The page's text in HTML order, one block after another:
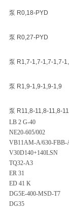
泵 R0,18-PYD
泵 R0,27-PYD
泵 R1,7-1,7-1,7-1,7-
泵 R1,9-1,9-1,9-1,9
泵 R11,8-11,8-11,8-
LB 2 G-40
NE20-605/002
VB11AM-A/630-FBB-
V30D140+140LSN
TQ32-A3
ER 31
ED 41 K
DG5E-400-MSD-T7
DG35